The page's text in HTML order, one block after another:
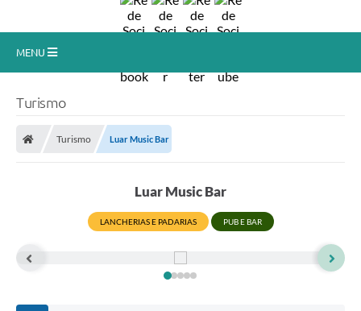
MENU
Expocal, Festa do Cavalo e o Relincho da Canção Nativa
Turismo
Turismo Luar Music Bar
Luar Music Bar
LANCHERIAS E PADARIAS PUB E BAR